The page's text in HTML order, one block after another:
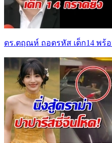
ดร.ตฤณห์ ถอดรหัส เด็ก14 พร้